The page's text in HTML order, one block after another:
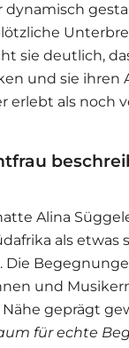
dynamisch
sie deutlich,
und sie ihren
erlebt als noch
Alina
als etwas
Die
und
geprägt
für echte